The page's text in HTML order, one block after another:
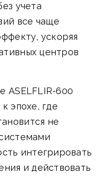
учета
все чаще
ускоряя
центров
ASELFLIR-600
эпохе, где
не
интегрировать
и действовать